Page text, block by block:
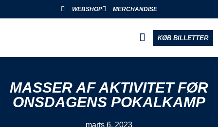
WEBSHOP MERCHANDISE
KØB BILLETTER
MASSER AF AKTIVITET FØR
ONSDAGENS POKALKAMP
marts 6, 2023